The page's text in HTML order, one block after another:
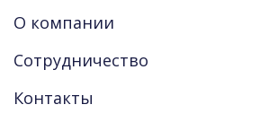
О компании
Сотрудничество
Контакты